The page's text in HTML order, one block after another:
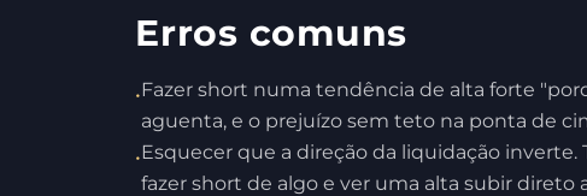
Erros comuns
•Fazer short numa tendência de alta forte
aguenta, e o prejuízo sem teto na ponta de
•Esquecer que a direção da liquidação
fazer short de algo e ver uma alta subir